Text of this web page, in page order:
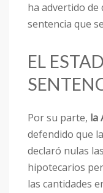
ha advertido de
sentencia que
EL
Por su parte, la
defendido que
declaró nulas
hipotecarios
las cantidades